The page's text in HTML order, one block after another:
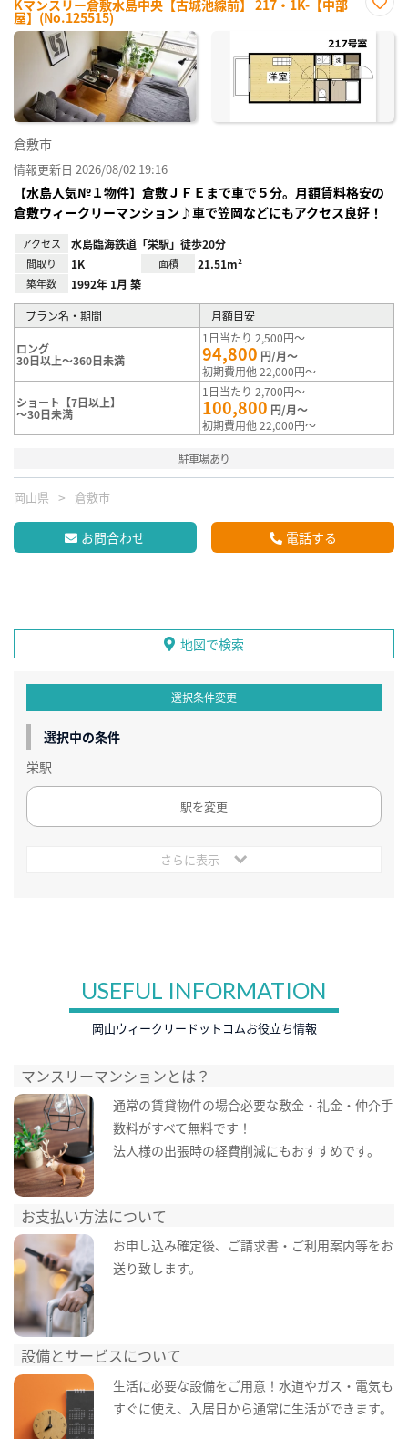
Kマンスリー倉敷水島中央【古城池線前】 217・1K-【中部
屋】(No.125515)
に入
り登
倉敷市
情報更新日 2026/08/02 19:16
【水島人気№１物件】倉敷ＪＦＥまで車で５分。月額賃料格安の
倉敷ウィークリーマンション♪車で笠岡などにもアクセス良好！
アクセス 水島臨海鉄道「栄駅」徒歩20分
間取り 1K 面積 21.51m²
築年数 1992年 1月 築
プラン名・期間 月額目安
ロング
30日以上～360日未満
1日当たり 2,500円～
94,800 円/月～
初期費用他 22,000円～
ショート【7日以上】
～30日未満
1日当たり 2,700円～
100,800 円/月～
初期費用他 22,000円～
駐車場あり
岡山県 倉敷市
お問合わせ 電話する
地図で検索
選択条件変更
選択中の条件
栄駅
駅を変更
さらに表示
USEFUL INFORMATION
岡山ウィークリードットコムお役立ち情報
マンスリーマンションとは？
通常の賃貸物件の場合必要な敷金・礼金・仲介手
数料がすべて無料です！
法人様の出張時の経費削減にもおすすめです。
お支払い方法について
お申し込み確定後、ご請求書・ご利用案内等をお
送り致します。
設備とサービスについて
生活に必要な設備をご用意！水道やガス・電気も
すぐに使え、入居日から通常に生活ができます。